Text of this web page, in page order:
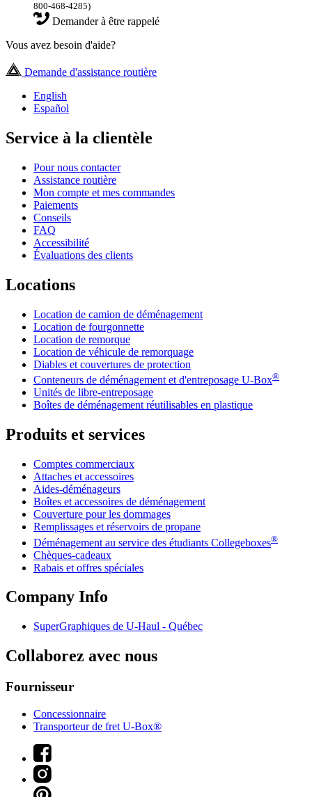
800-468-4285)
Demander à être rappelé
Vous avez besoin d'aide?
Demande d'assistance routière
English
Español
Service à la clientèle
Pour nous contacter
Assistance routière
Mon compte et mes commandes
Paiements
Conseils
FAQ
Accessibilité
Évaluations des clients
Locations
Location de camion de déménagement
Location de fourgonnette
Location de remorque
Location de véhicule de remorquage
Diables et couvertures de protection
Conteneurs de déménagement et d'entreposage U-Box®
Unités de libre-entreposage
Boîtes de déménagement réutilisables en plastique
Produits et services
Comptes commerciaux
Attaches et accessoires
Aides-déménageurs
Boîtes et accessoires de déménagement
Couverture pour les dommages
Remplissages et réservoirs de propane
Déménagement au service des étudiants Collegeboxes®
Chèques-cadeaux
Rabais et offres spéciales
Company Info
SuperGraphiques de U-Haul - Québec
Collaborez avec nous
Fournisseur
Concessionnaire
Transporteur de fret U-Box®